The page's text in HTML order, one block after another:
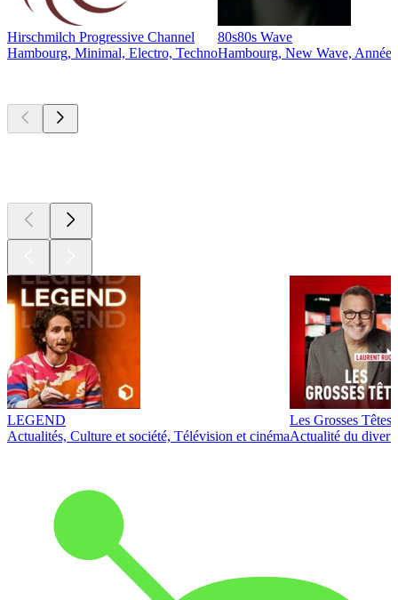
Hirschmilch Progressive Channel
Hambourg, Minimal, Electro, Techno
80s80s Wave
Hambourg, New Wave,
LEGEND
Actualités, Culture et société, Télévision et cinéma
Les Grosses Têtes
Actualité du